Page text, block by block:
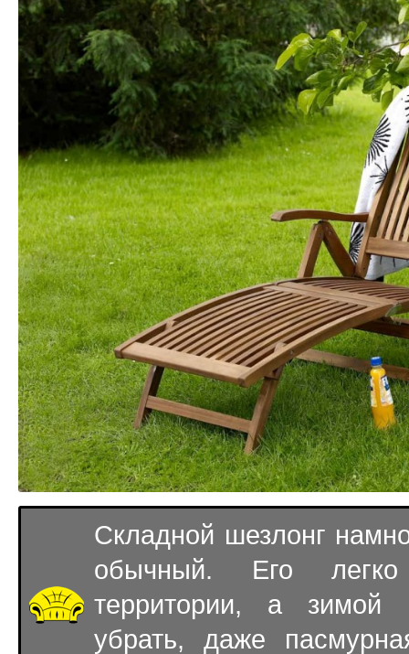
Складной шезлонг
обычный. Его
территории, а
убрать, даже